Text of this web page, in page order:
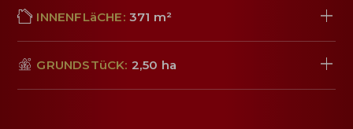
INNENFLäCHE: 371 m²
GRUNDSTüCK: 2,50 ha